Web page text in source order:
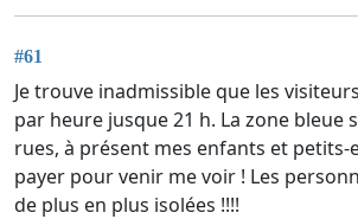
#61
Je trouve inadmissible que les
par heure jusque 21 h. La zone bleue
rues, à présent mes enfants et
payer pour venir me voir ! Les
de plus en plus isolées !!!!